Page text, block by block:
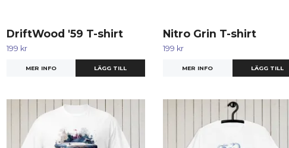
DriftWood '59 T-shirt
199 kr
MER INFO LÄGG TILL
Nitro Grin T-shirt
199 kr
MER INFO LÄGG TILL